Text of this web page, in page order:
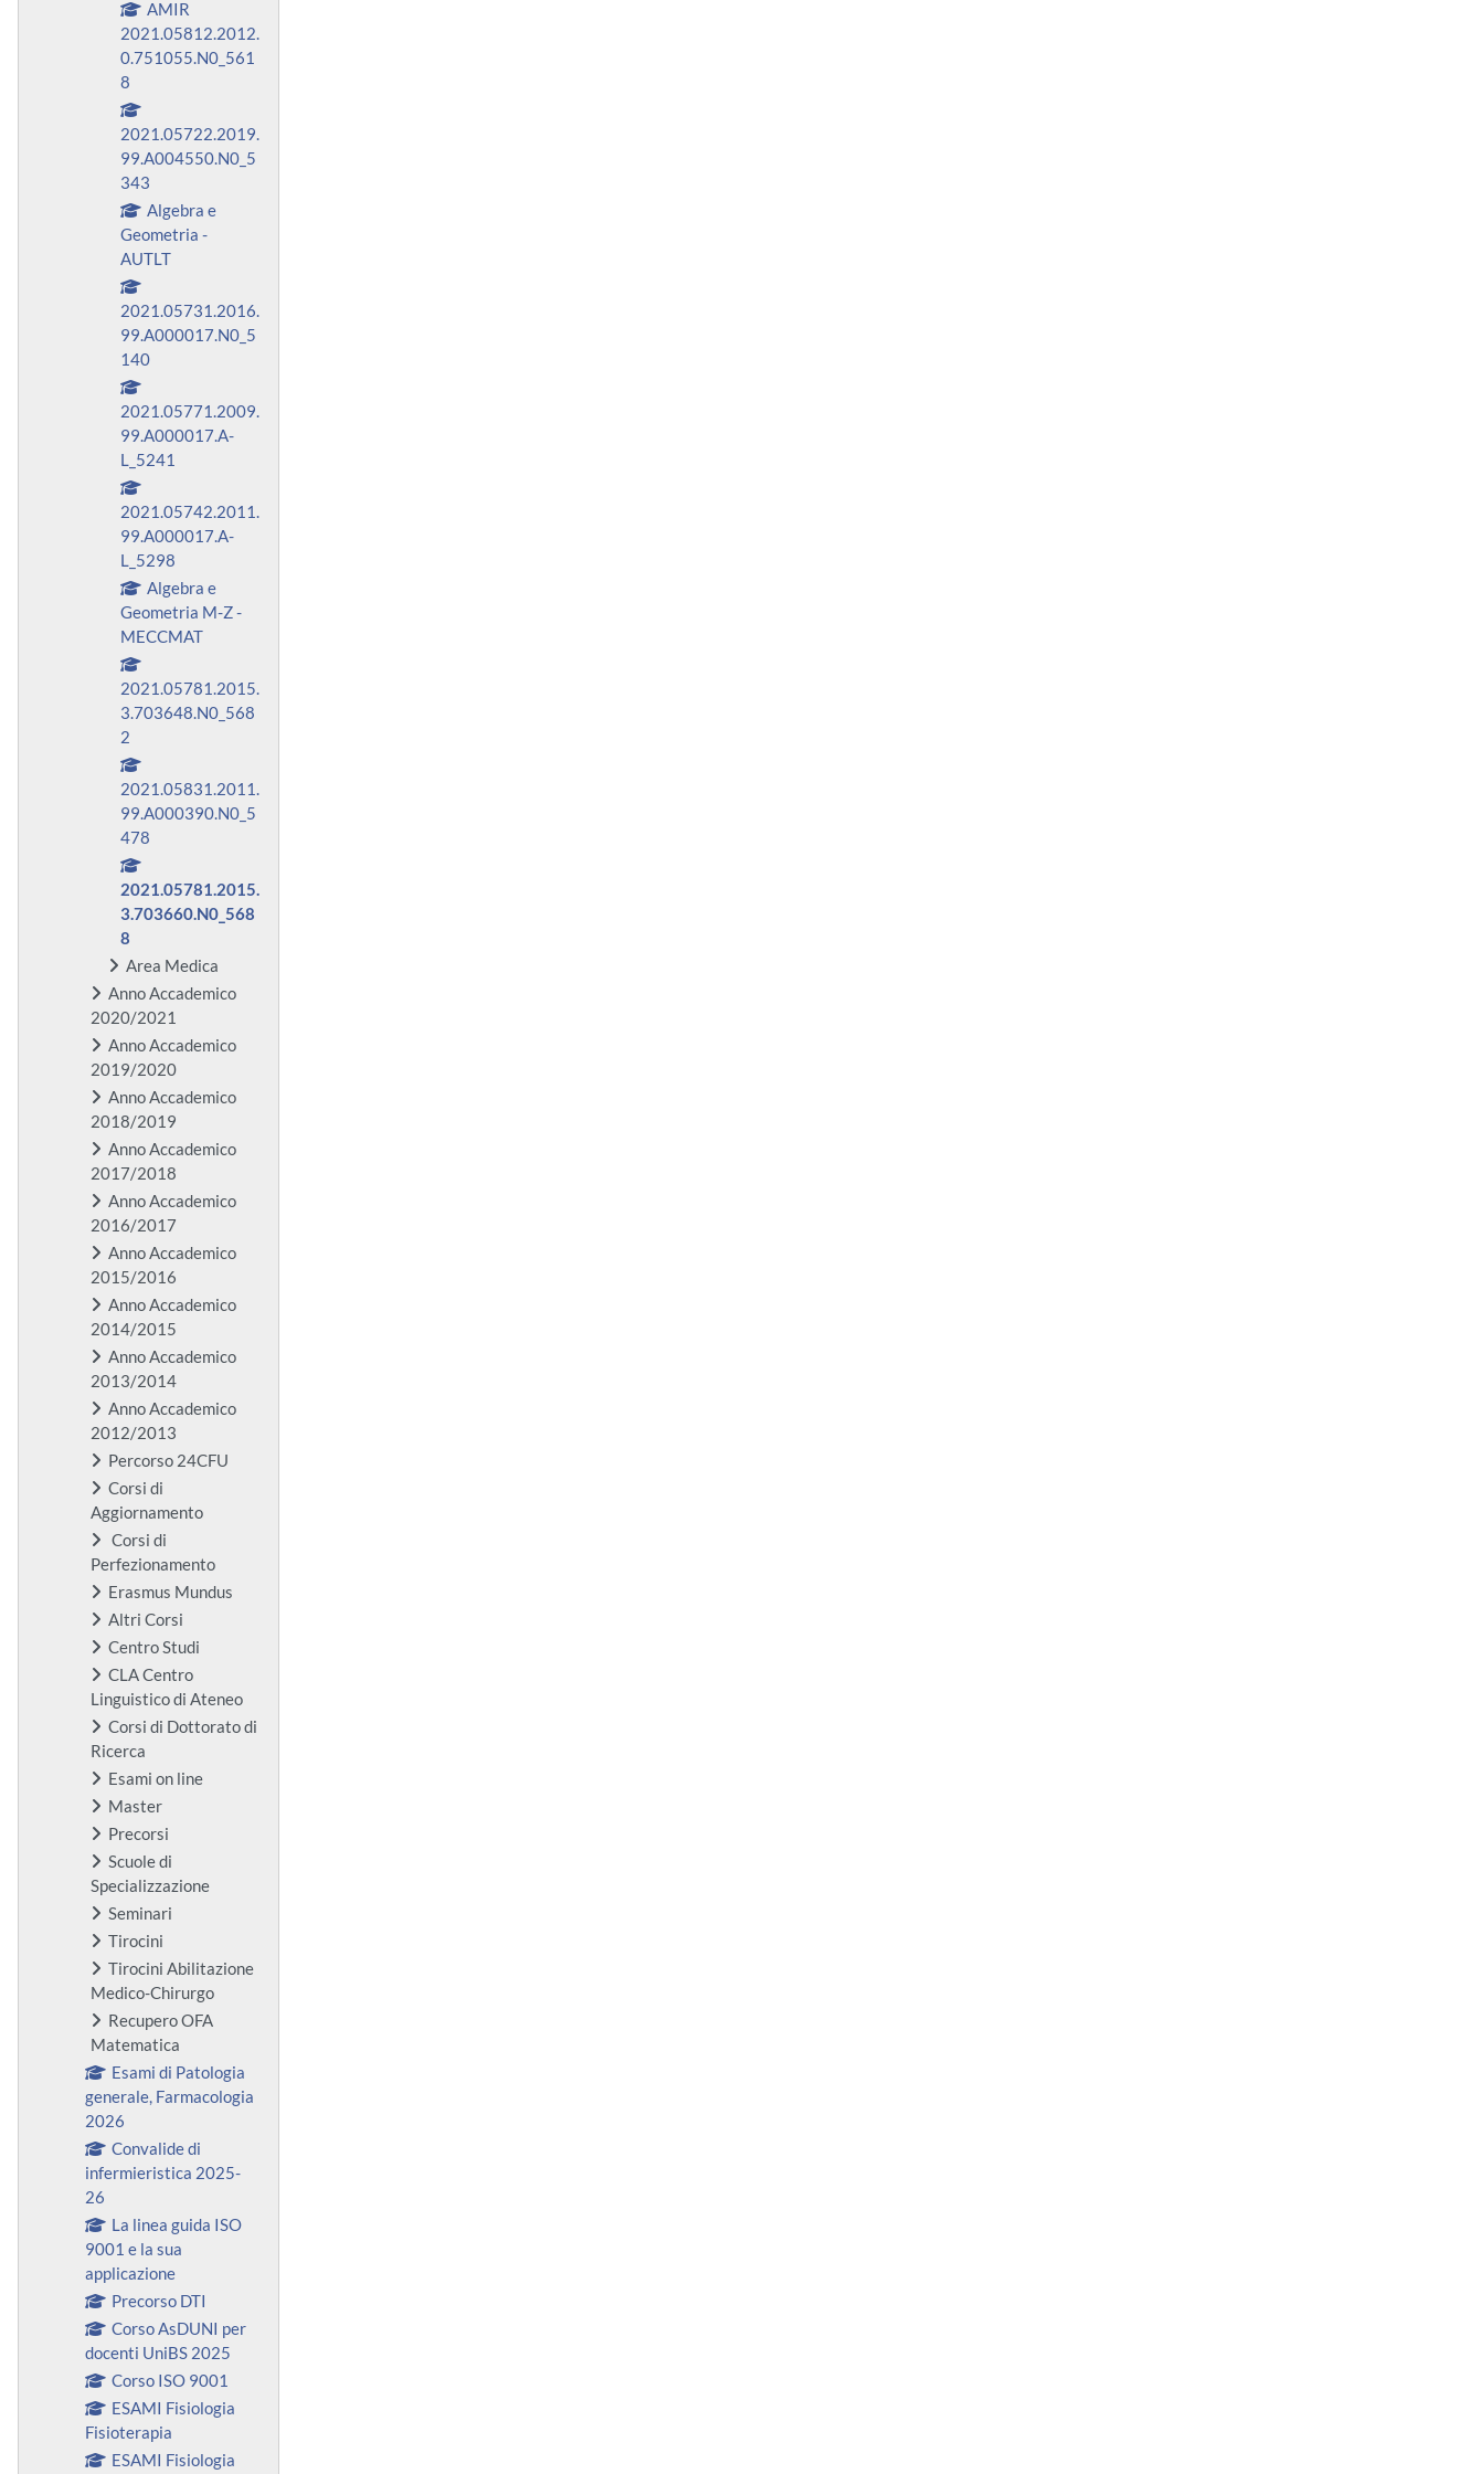
AMIR
2021.05812.2012.
0.751055.N0_561
8
2021.05722.2019.
99.A004550.N0_5
343
Algebra e
Geometria -
AUTLT
2021.05731.2016.
99.A000017.N0_5
140
2021.05771.2009.
99.A000017.A-
L_5241
2021.05742.2011.
99.A000017.A-
L_5298
Algebra e
Geometria M-Z -
MECCMAT
2021.05781.2015.
3.703648.N0_568
2
2021.05831.2011.
99.A000390.N0_5
478
2021.05781.2015.
3.703660.N0_568
8
Area Medica
Anno Accademico
2020/2021
Anno Accademico
2019/2020
Anno Accademico
2018/2019
Anno Accademico
2017/2018
Anno Accademico
2016/2017
Anno Accademico
2015/2016
Anno Accademico
2014/2015
Anno Accademico
2013/2014
Anno Accademico
2012/2013
Percorso 24CFU
Corsi di
Aggiornamento
Corsi di
Perfezionamento
Erasmus Mundus
Altri Corsi
Centro Studi
CLA Centro
Linguistico di Ateneo
Corsi di Dottorato di
Ricerca
Esami on line
Master
Precorsi
Scuole di
Specializzazione
Seminari
Tirocini
Tirocini Abilitazione
Medico-Chirurgo
Recupero OFA
Matematica
Esami di Patologia
generale, Farmacologia
2026
Convalide di
infermieristica 2025-
26
La linea guida ISO
9001 e la sua
applicazione
Precorso DTI
Corso AsDUNI per
docenti UniBS 2025
Corso ISO 9001
ESAMI Fisiologia
Fisioterapia
ESAMI Fisiologia